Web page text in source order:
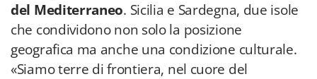
del Mediterraneo. Sicilia e Sardegna, due isole
che condividono non solo la posizione
geografica ma anche una condizione culturale.
«Siamo terre di frontiera, nel cuore del